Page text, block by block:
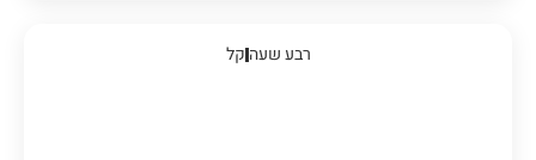
רבע שעהקל